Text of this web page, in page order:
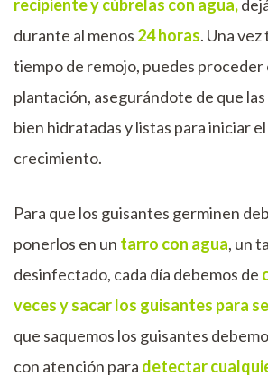
recipiente y cúbrelas con agua,
durante al menos 24 horas. Una
tiempo de remojo, puedes proceder
plantación, asegurándote de que
bien hidratadas y listas para iniciar
crecimiento.
Para que los guisantes germinen
ponerlos en un tarro con agua, un
desinfectado, cada día debemos de
veces y sacar los guisantes para
que saquemos los guisantes
con atención para detectar